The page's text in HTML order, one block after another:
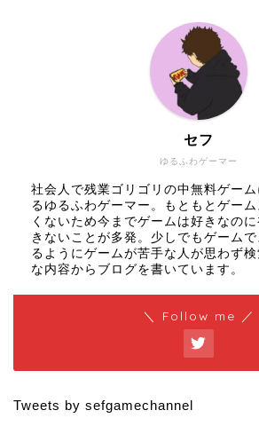
ゆるふわゲーマー
セフ
社会人で残業ゴリゴリの中無料ゲー
るゆるふわゲーマー。もともとゲー
くないため今までゲームは好きなの
きないことが多発。少しでもゲーム
るようにゲームが苦手な人が思わず
な内容からブログを書いています。
＼ Follow me ／
Tweets by sefgamechannel